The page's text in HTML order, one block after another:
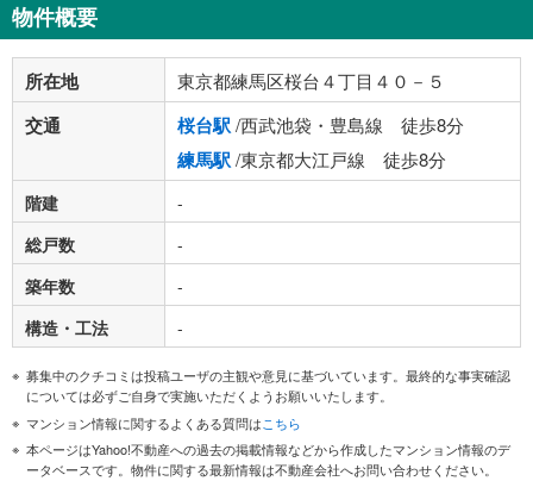
物件概要
所在地 東京都練馬区桜台４丁目４０－５
交通 桜台駅/西武池袋・豊島線 徒歩8分
練馬駅/東京都大江戸線 徒歩8分
階建
-
総戸数
-
築年数
-
構造・工法
-
募集中のクチコミは投稿ユーザの主観や意見に基づいています。最終的な事実確認
については必ずご自身で実施いただくようお願いいたします。
マンション情報に関するよくある質問はこちら
本ページはYahoo!不動産への過去の掲載情報などから作成したマンション情報のデ
ータベースです。物件に関する最新情報は不動産会社へお問い合わせください。